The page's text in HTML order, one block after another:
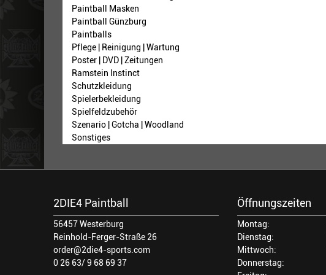
Paintball Masken
Paintball Günzburg
Paintballs
Pflege | Reinigung | Wartung
Poster | DVD | Zeitungen
Ramstein Instinct
Schutzkleidung
Spielerbekleidung
Spielfeldzubehör
Szenario | Gotcha | Woodland
Sonstiges
2DIE4 Paintball
56457 Westerburg
Reinhold-Ferger-Straße 26
order@2die4-sports.com
0 26 63/ 9 68 69 37
Öffnungszeiten
Montag:
Dienstag:
Mittwoch:
Donnerstag: